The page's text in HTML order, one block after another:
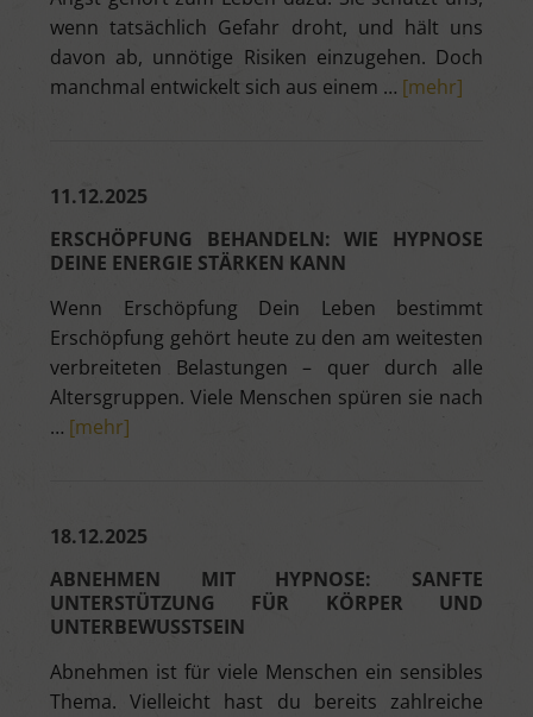
wenn tatsächlich Gefahr droht, und hält uns
davon ab, unnötige Risiken einzugehen. Doch
manchmal entwickelt sich aus einem … [mehr]
11.12.2025
ERSCHÖPFUNG BEHANDELN: WIE HYPNOSE
DEINE ENERGIE STÄRKEN KANN
Wenn Erschöpfung Dein Leben bestimmt
Erschöpfung gehört heute zu den am weitesten
verbreiteten Belastungen – quer durch alle
Altersgruppen. Viele Menschen spüren sie nach
… [mehr]
18.12.2025
ABNEHMEN MIT HYPNOSE: SANFTE
UNTERSTÜTZUNG FÜR KÖRPER UND
UNTERBEWUSSTSEIN
Abnehmen ist für viele Menschen ein sensibles
Thema. Vielleicht hast du bereits zahlreiche